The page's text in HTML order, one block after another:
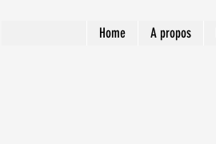
Home A propos